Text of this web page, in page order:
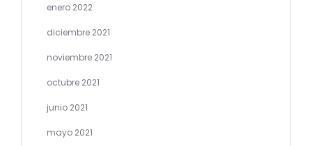
enero 2022
diciembre 2021
noviembre 2021
octubre 2021
junio 2021
mayo 2021